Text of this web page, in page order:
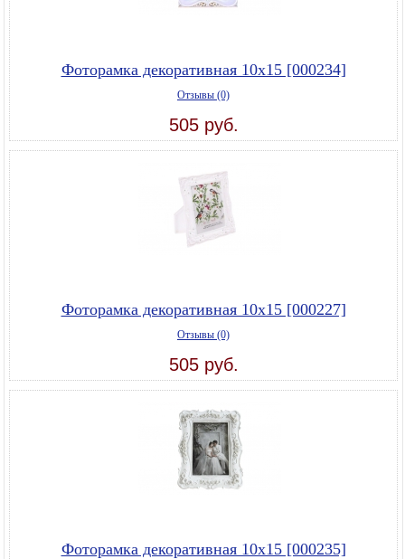
Фоторамка декоративная 10х15 [000234]
Отзывы (0)
505 руб.
Фоторамка декоративная 10х15 [000227]
Отзывы (0)
505 руб.
Фоторамка декоративная 10х15 [000235]